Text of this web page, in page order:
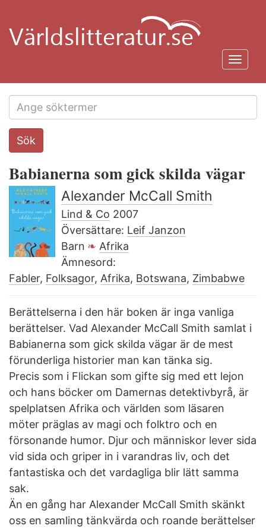
huvudinnehåll
Search
this
Sök
Babianerna som gick skilda vägar
Alexander McCall Smith
Lind & Co 2007
Översättare: Leif Janzon
Barn
Afrika
Ämnesord:
Fabler, Folksagor, Afrika, Botswana, Zimbabwe
Berättelserna i den här boken är inga vanliga
berättelser. Vad Alexander McCall Smith samlat i
Babianerna som gick skilda vägar är de mest
förunderliga historier man kan tänka sig.
Precis som i Flickan som gifte sig med ett lejon
och hans böcker om Damernas detektivbyrå, är
spelplatsen Afrika och världen som läsaren
möter präglas av magi och folktro och en
försonande humor. Djur och människor lever sida
vid sida och griper in i varandras liv, och det
fantastiska och det vardagliga blir lätt samma
sak.
Än en gång har Alexander McCall Smith skänkt
oss en samling tänkvärda och roande berättelser